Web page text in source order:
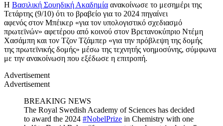
Η Βασιλική Σουηδική Ακαδημία ανακοίνωσε το μεσημέρι της
Τετάρτης (9/10) ότι το βραβείο για το 2024 πηγαίνει
αφενός στον Μπέικερ «για τον υπολογιστικό σχεδιασμό
πρωτεϊνών» αφετέρου από κοινού στον Βρετανοκύπριο Ντέμη
Χασάμπη και τον Τζον Τζάμπερ «για την πρόβλεψη της δομής
της πρωτεϊνικής δομής» μέσω της τεχνητής νοημοσύνης, σύμφωνα
με την ανακοίνωση που εξέδωσε η επιτροπή.
Advertisement
Advertisement
BREAKING NEWS
The Royal Swedish Academy of Sciences has decided
to award the 2024 #NobelPrize in Chemistry with one